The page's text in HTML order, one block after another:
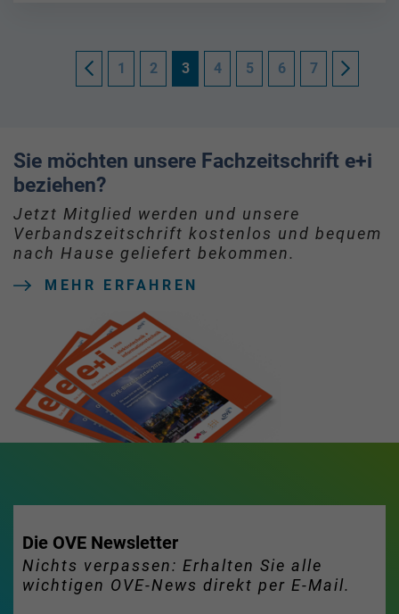
1 2 3 4 5 6 7
Sie möchten unsere Fachzeitschrift e+i
beziehen?
Jetzt Mitglied werden und unsere
Verbandszeitschrift kostenlos und bequem
nach Hause geliefert bekommen.
MEHR ERFAHREN
Die OVE Newsletter
Nichts verpassen: Erhalten Sie alle
wichtigen OVE-News direkt per E-Mail.